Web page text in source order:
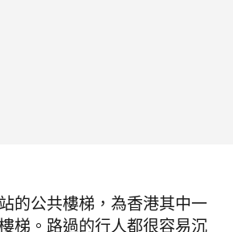
的公共樓梯，為香港其中一